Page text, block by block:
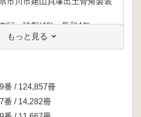
記』註釈(40) 長和4年
日条
学>(36)考古学とともに
次第』にみる朝廷儀礼の式次
)
調査探訪〉(6)海外調査の楽
原市伊川津貝塚出土骨角製
もっと見る
番 / 124,857冊
番 / 14,282冊